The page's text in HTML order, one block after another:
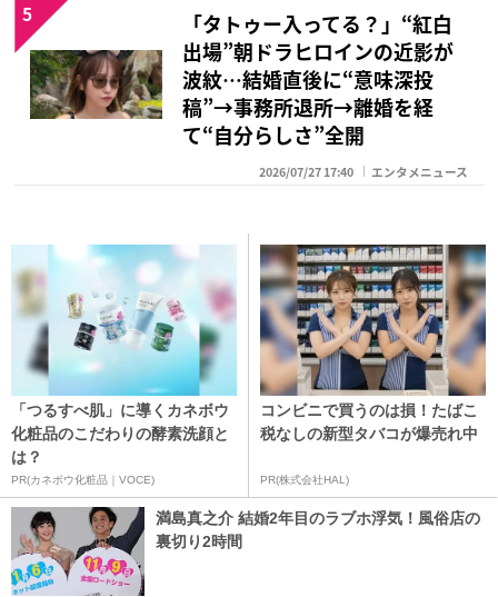
「タトゥー入ってる？」“紅白
出場”朝ドラヒロインの近影が
波紋…結婚直後に“意味深投
稿”→事務所退所→離婚を経
て“自分らしさ”全開
2026/07/27 17:40 エンタメニュース
5
「つるすべ肌」に導くカネボウ
化粧品のこだわりの酵素洗顔と
は？
PR(カネボウ化粧品｜VOCE)
コンビニで買うのは損！たばこ
税なしの新型タバコが爆売れ中
PR(株式会社HAL)
満島真之介 結婚2年目のラブホ浮気！風俗店の
裏切り2時間